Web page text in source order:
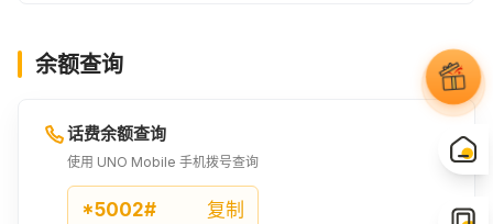
余额查询
话费余额查询
使用 UNO Mobile 手机拨号查询
*5002# 复制